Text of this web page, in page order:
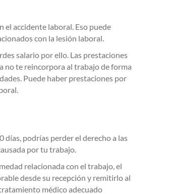
el accidente laboral. Eso puede
con la lesión laboral.
salario por ello. Las prestaciones
no te reincorpora al trabajo de forma
Puede haber prestaciones por
días, podrías perder el derecho a las
por tu trabajo.
relacionada con el trabajo, el
desde su recepción y remitirlo al
médico adecuado